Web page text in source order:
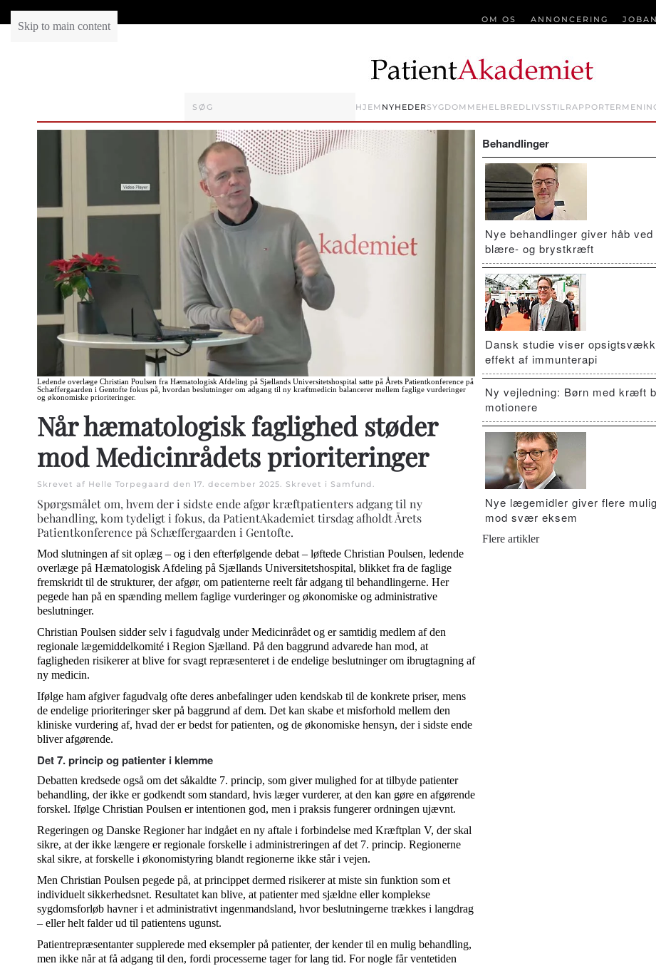
Skip to main content
OM OS ANNONCERING
HJEM NYHEDERSYGDOMMEHELBREDLIVSSTILRAPPORTER
Ledende overlæge Christian Poulsen fra Hæmatologisk Afdeling på Sjællands Universitetshospital satte på Årets Patientkonference på
Schæffergaarden i Gentofte fokus på, hvordan beslutninger om adgang til ny kræftmedicin balancerer mellem faglige vurderinger
og økonomiske prioriteringer.
Når hæmatologisk faglighed støder
mod Medicinrådets prioriteringer
Skrevet af Helle Torpegaard den 17. december 2025. Skrevet i Samfund.
Spørgsmålet om, hvem der i sidste ende afgør kræftpatienters adgang til ny
behandling, kom tydeligt i fokus, da PatientAkademiet tirsdag afholdt Årets
Patientkonference på Schæffergaarden i Gentofte.
Mod slutningen af sit oplæg – og i den efterfølgende debat – løftede Christian Poulsen, ledende
overlæge på Hæmatologisk Afdeling på Sjællands Universitetshospital, blikket fra de faglige
fremskridt til de strukturer, der afgør, om patienterne reelt får adgang til behandlingerne. Her
pegede han på en spænding mellem faglige vurderinger og økonomiske og administrative
beslutninger.
Christian Poulsen sidder selv i fagudvalg under Medicinrådet og er samtidig medlem af den
regionale lægemiddelkomité i Region Sjælland. På den baggrund advarede han mod, at
fagligheden risikerer at blive for svagt repræsenteret i de endelige beslutninger om ibrugtagning af
ny medicin.
Ifølge ham afgiver fagudvalg ofte deres anbefalinger uden kendskab til de konkrete priser, mens
de endelige prioriteringer sker på baggrund af dem. Det kan skabe et misforhold mellem den
kliniske vurdering af, hvad der er bedst for patienten, og de økonomiske hensyn, der i sidste ende
bliver afgørende.
Det 7. princip og patienter i klemme
Debatten kredsede også om det såkaldte 7. princip, som giver mulighed for at tilbyde patienter
behandling, der ikke er godkendt som standard, hvis læger vurderer, at den kan gøre en afgørende
forskel. Ifølge Christian Poulsen er intentionen god, men i praksis fungerer ordningen ujævnt.
Regeringen og Danske Regioner har indgået en ny aftale i forbindelse med Kræftplan V, der skal
sikre, at der ikke længere er regionale forskelle i administreringen af det 7. princip. Regionerne
skal sikre, at forskelle i økonomistyring blandt regionerne ikke står i vejen.
Men Christian Poulsen pegede på, at princippet dermed risikerer at miste sin funktion som et
individuelt sikkerhedsnet. Resultatet kan blive, at patienter med sjældne eller komplekse
sygdomsforløb havner i et administrativt ingenmandsland, hvor beslutningerne trækkes i langdrag
– eller helt falder ud til patientens ugunst.
Patientrepræsentanter supplerede med eksempler på patienter, der kender til en mulig behandling,
men ikke når at få adgang til den, fordi processerne tager for lang tid. For nogle får ventetiden
Behandlinger
Nye behandlinger giver håb ved
blære- og brystkræft
Dansk studie viser
effekt af immunterapi
Ny vejledning: Børn med kræft
motionere
Nye lægemidler giver flere
mod svær eksem
Flere artikler